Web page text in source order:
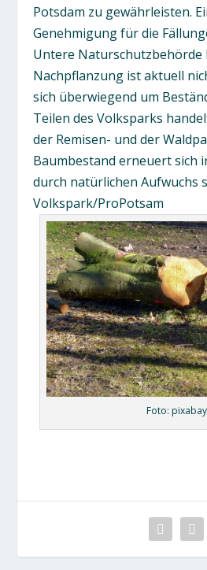
Potsdam zu gewährleisten.
Genehmigung für die
Untere Naturschutzbehörde
Nachpflanzung ist aktuell
sich überwiegend um
Teilen des Volksparks
der Remisen- und der
Baumbestand erneuert sich
durch natürlichen Aufwuchs
Volkspark/ProPotsam
Foto: pixabay